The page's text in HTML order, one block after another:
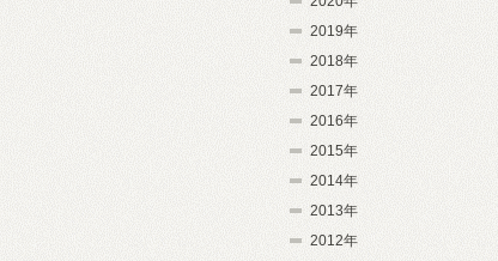
2019年
2018年
2017年
2016年
2015年
2014年
2013年
2012年